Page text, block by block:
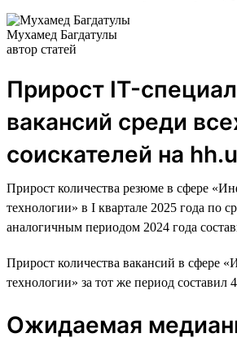
Мухамед Багдатулы
автор статей
Прирост IT-
вакансий среди
соискателей на
Прирост количества резюме в сфере
технологии» в I квартале 2025 года по
аналогичным периодом 2024 года
Прирост количества вакансий в сфере
технологии» за тот же период составил
Ожидаемая